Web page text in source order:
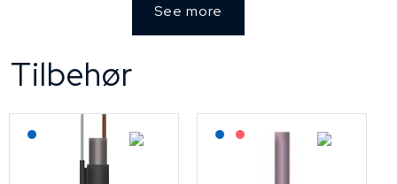
See more
Tilbehør
Lagerført: NEK Kabel Lagerført: NEK Kabel
På forespørsel